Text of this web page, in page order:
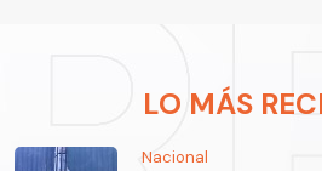
LO MÁS
Nacional